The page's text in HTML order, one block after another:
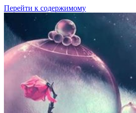
Перейти к содержимому